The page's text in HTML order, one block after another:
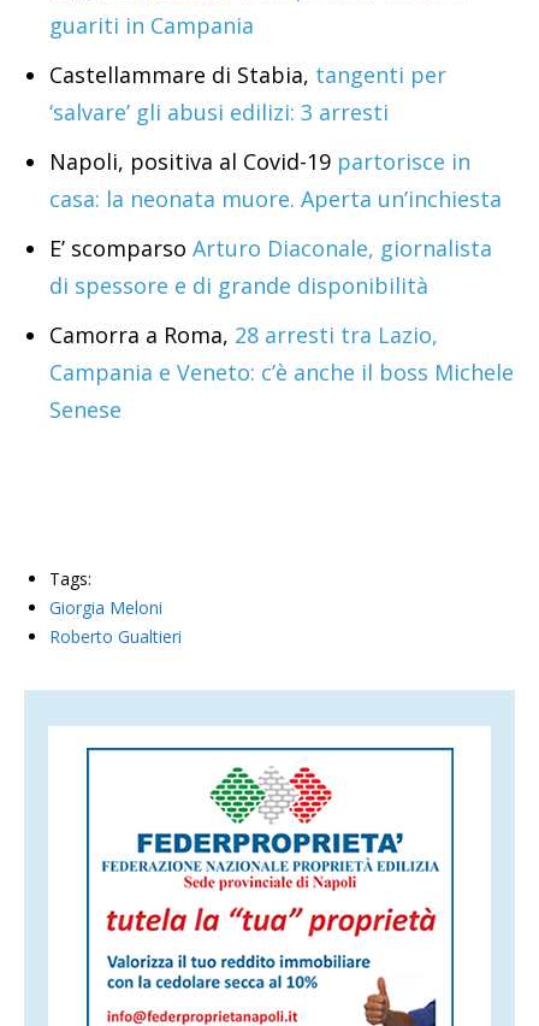
guariti in Campania
Castellammare di Stabia, tangenti per
‘salvare’ gli abusi edilizi: 3 arresti
Napoli, positiva al Covid-19 partorisce in
casa: la neonata muore. Aperta un’inchiesta
E’ scomparso Arturo Diaconale, giornalista
di spessore e di grande disponibilità
Camorra a Roma, 28 arresti tra Lazio,
Campania e Veneto: c’è anche il boss Michele
Senese
Tags:
Giorgia Meloni
Roberto Gualtieri